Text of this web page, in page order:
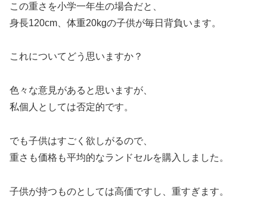
この重さを小学一年生の場合だと、
身長120cm、体重20kgの子供が毎日背負います。
これについてどう思いますか？
色々な意見があると思いますが、
私個人としては否定的です。
でも子供はすごく欲しがるので、
重さも価格も平均的なランドセルを購入しました。
子供が持つものとしては高価ですし、重すぎます。